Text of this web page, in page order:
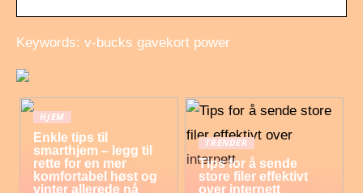
Keywords: v-bucks gavekort power
HJEM
Enkle tips til
smarthjem – legg til
rette for en mer
komfortabel høst og
vinter allerede nå
TRENDER
Tips for å sende
store filer effektivt
over internett